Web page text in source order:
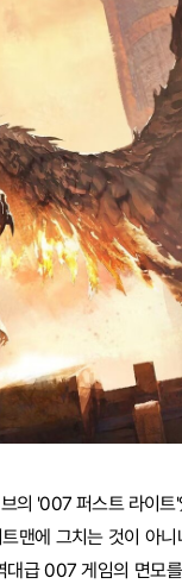
의 '007 퍼스트 라이트'
맨에 그치는 것이 아니
대급 007 게임의 면모